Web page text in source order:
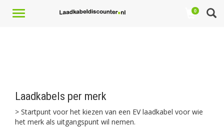
Toggle
0
Laadkabels per merk
> Startpunt voor het kiezen van een EV laadkabel voor wie
het merk als uitgangspunt wil nemen.